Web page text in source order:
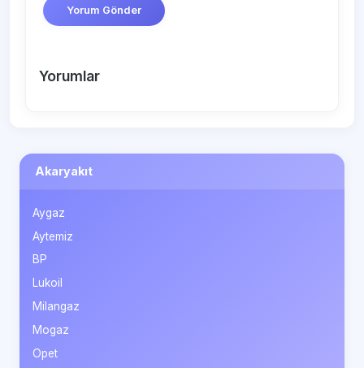
Yorum Gönder
Yorumlar
Akaryakıt
Aygaz
Aytemiz
BP
Lukoil
Milangaz
Mogaz
Opet